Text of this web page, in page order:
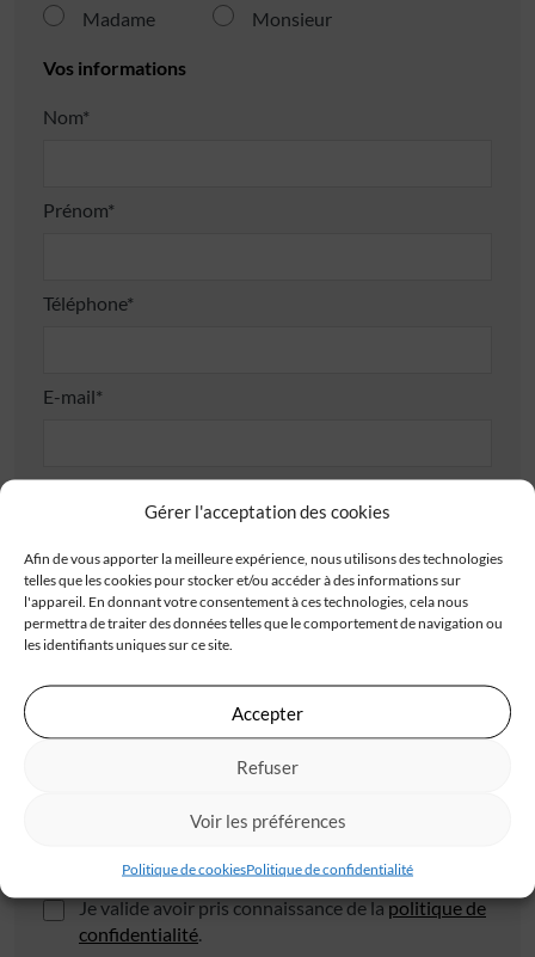
Gérer l'acceptation des cookies
Afin de vous apporter la meilleure expérience, nous utilisons des technologies
telles que les cookies pour stocker et/ou accéder à des informations sur
l'appareil. En donnant votre consentement à ces technologies, cela nous
permettra de traiter des données telles que le comportement de navigation ou
les identifiants uniques sur ce site.
Accepter
Refuser
Voir les préférences
Politique de cookiesPolitique de confidentialité
Madame
Monsieur
Vos informations
Nom*
Prénom*
Téléphone*
E-mail*
Je valide avoir pris connaissance de la politique de
confidentialité